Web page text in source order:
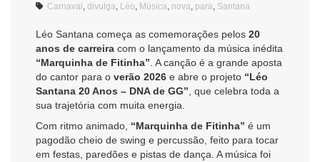
Carnaval divulga Léo Música nova para Santana
Léo Santana começa as comemorações pelos 20
anos de carreira com o lançamento da música inédita
“Marquinha de Fitinha” . A canção é a grande aposta
do cantor para o verão 2026 e abre o projeto “Léo
Santana 20 Anos – DNA de GG” , que celebra toda a
sua trajetória com muita energia.
Com ritmo animado, “Marquinha de Fitinha” é um
pagodão cheio de swing e percussão, feito para tocar
em festas, paredões e pistas de dança. A música foi